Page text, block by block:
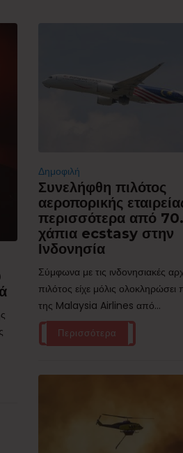
Δημοφιλή
Συνελήφθη πιλότος
αεροπορικής
περισσότερα από
χάπια ecstasy στην
Ινδονησία
Σύμφωνα με τις ινδονησιακές
πιλότος είχε μόλις ολοκληρώσει
της Malaysia Airlines από...
Περισσότερα